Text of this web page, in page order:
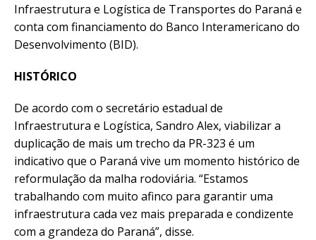
Infraestrutura e Logística de Transportes do Paraná e
conta com financiamento do Banco Interamericano do
Desenvolvimento (BID).
HISTÓRICO
De acordo com o secretário estadual de
Infraestrutura e Logística, Sandro Alex, viabilizar a
duplicação de mais um trecho da PR-323 é um
indicativo que o Paraná vive um momento histórico de
reformulação da malha rodoviária. “Estamos
trabalhando com muito afinco para garantir uma
infraestrutura cada vez mais preparada e condizente
com a grandeza do Paraná”, disse.